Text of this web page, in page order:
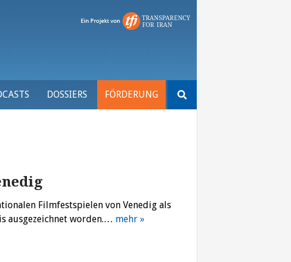
DOSSIERS FÖRDERUNG
nach:
Filmfestspielen von Venedig als
ausgezeichnet worden.… mehr »